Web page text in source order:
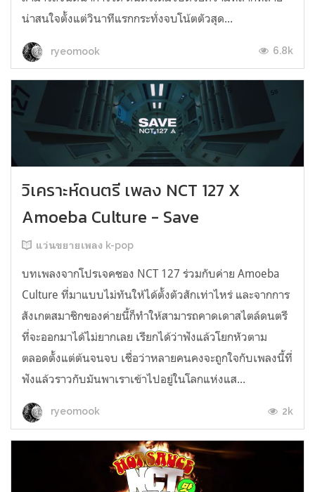
น่าสนใจตั้งแต่วินาทีแรกกระทั่งจบโน้ตตัวสุด...
ryeomook 6.8k
วิเคราะห์ดนตรี เพลง NCT 127 X
Amoeba Culture - Save
แว่นขยายเพลง k-pop
บทเพลงจากโปรเจคชอง NCT 127 ร่วมกับค่าย Amoeba
Culture ที่มาแบบไม่ทันให้ได้ตั้งตัวสักเท่าไหร่ และจากการ
สังเกตสมาชิกของค่ายนี้ก็ทำให้สามารถคาดเดาสไตล์ดนตรี
ที่จะออกมาได้ไม่ยากเลย เรียกได้ว่าฟังแล้วโยกหัวตาม
ตลอดตั้งแต่ต้นจนจบ เชื่อว่าหลายคนคงจะถูกใจกับเพลงนี้ที่
ฟังแล้วราวกับมันพาเราเข้าไปอยู่ในโลกแห่งแส...
ryeomook 2k